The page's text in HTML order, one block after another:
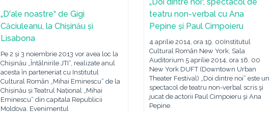
teatru non-verbal cu Ana
Pepine și Paul Cimpoieru
4 aprilie 2014, ora 19. 00Institutul
Cultural Român New York, Sala
Auditorium 5 aprilie 2014, ora 16. 00
New York DUFT (Downtown Urban
Theater Festival) „Doi dintre noi“ este un
spectacol de teatru non-verbal scris şi
jucat de actorii Paul Cimpoieru şi Ana
Pepine.
„D'ale noastre“ de Gigi
Căciuleanu, la Chișinău și
Lisabona
Pe 2 și 3 noiembrie 2013 vor avea loc la
Chișinău „Întâlnirile JTI“, realizate anul
acesta în parteneriat cu Institutul
Cultural Român „Mihai Eminescu“ de la
Chișinău și Teatrul Național „Mihai
Eminescu“ din capitala Republicii
Moldova. Evenimentul